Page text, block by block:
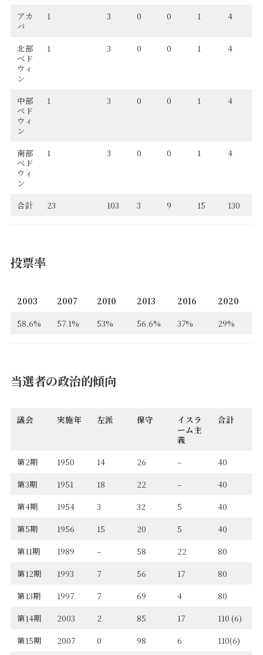
アカ
バ
1 3 0 0 1 4
北部
ベド
ウィ
ン
1 3 0 0 1 4
中部
ベド
ウィ
ン
1 3 0 0 1 4
南部
ベド
ウィ
ン
1 3 0 0 1 4
合計 23 103 3 9 15 130
投票率
2003 2007 2010 2013 2016
2020
58.6%
57.1% 53% 56.6% 37% 29%
当選者の政治的傾向
議会 実施年 左派 保守
イスラ
ーム主
義
合計
第2期 1950 14 26 –
40
第3期
1951 18 22 –
40
第4期
1954 3 32 5
40
第5期
1956 15 20 5
40
第11期
1989 – 58 22
80
第12期
1993 7 56 17
80
第13期
1997 7 69 4
80
第14期
2003 2 85 17
110 (6)
第15期
2007 0 98 6 110(6)